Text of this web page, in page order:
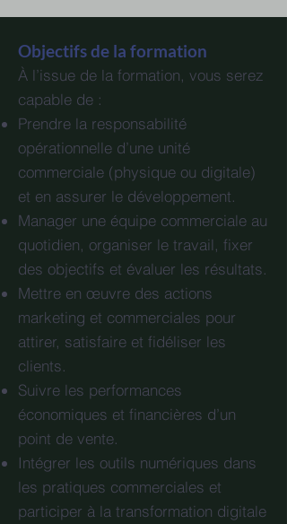
Objectifs de la formation
À l’issue de la formation, vous serez
capable de :
Prendre la responsabilité
opérationnelle d’une unité
commerciale (physique ou digitale)
et en assurer le développement.
Manager une équipe commerciale au
quotidien, organiser le travail, fixer
des objectifs et évaluer les résultats.
Mettre en œuvre des actions
marketing et commerciales pour
attirer, satisfaire et fidéliser les
clients.
Suivre les performances
économiques et financières d’un
point de vente.
Intégrer les outils numériques dans
les pratiques commerciales et
participer à la transformation digitale